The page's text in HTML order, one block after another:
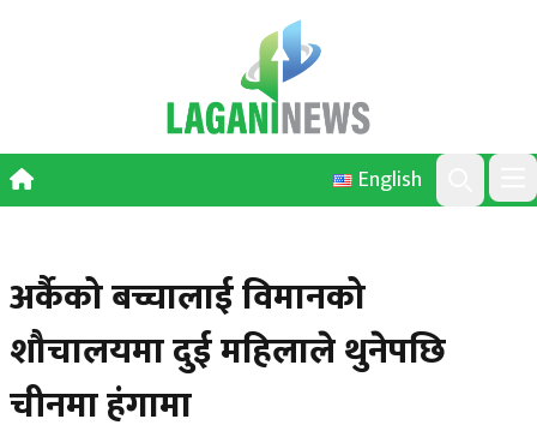
English
Search
अर्कैको बच्चालाई विमानको
शौचालयमा दुई महिलाले थुनेपछि
चीनमा हंगामा